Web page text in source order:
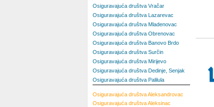
Osiguravajuća društva Vračar
Osiguravajuća društva Lazarevac
Osiguravajuća društva Mladenovac
Osiguravajuća društva Obrenovac
Osiguravajuća društva Banovo Brdo
Osiguravajuća društva Surčin
Osiguravajuća društva Mirijevo
Osiguravajuća društva Dedinje, Senjak
Osiguravajuća društva Palilula
Osiguravajuća društvaAleksandrovac
Osiguravajuća društvaAleksinac